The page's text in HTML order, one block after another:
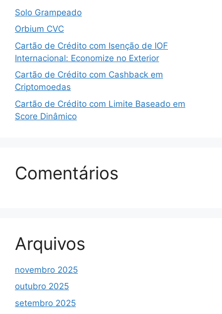
Solo Grampeado
Orbium CVC
Cartão de Crédito com Isenção de IOF
Internacional: Economize no Exterior
Cartão de Crédito com Cashback em
Criptomoedas
Cartão de Crédito com Limite Baseado em
Score Dinâmico
Comentários
Arquivos
novembro 2025
outubro 2025
setembro 2025